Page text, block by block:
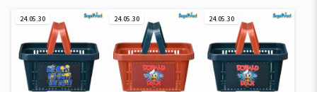
24.05.30 24.05.30 24.05.30